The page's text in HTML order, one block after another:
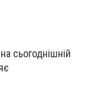
сьогоднішній